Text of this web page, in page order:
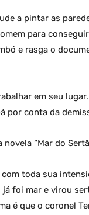
a pintar as
para
e rasga o
em seu
por conta da
“Mar do
toda sua
foi mar e virou
é que o coronel